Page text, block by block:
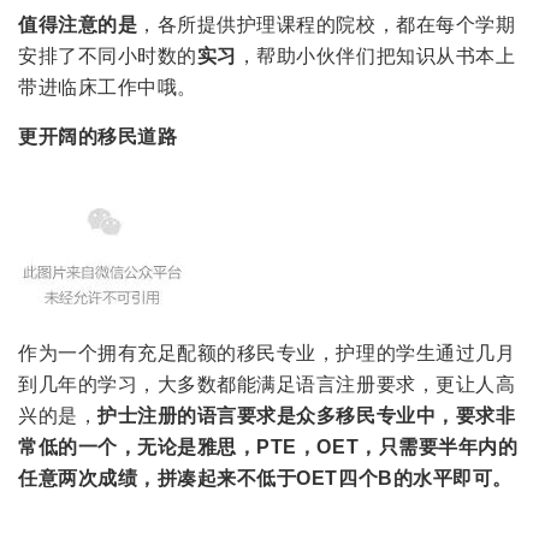
值得注意的是 ，各所提供护理课程的院校，都在每个学期
安排了不同小时数的实习
，帮助小伙伴们把知识从书本上
带进临床工作中哦。
更开阔的移民道路
作为一个拥有充足配额的移民专业，护理的学生通过几月
到几年的学习，大多数都能满足语言注册要求，更让人高
兴的是，护士注册的语言要求是众多移民专业中，要求非
常低的一个，无论是雅思，PTE，OET，只需要半年内的
任意两次成绩，拼凑起来不低于OET四个B的水平即可。